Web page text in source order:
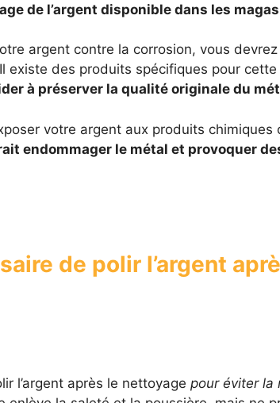
de l’argent disponible dans les
argent contre la corrosion, vous devrez
existe des produits spécifiques pour cette
à préserver la qualité originale du
votre argent aux produits chimiques
endommager le métal et provoquer
de polir l’argent
l’argent après le nettoyage pour éviter la